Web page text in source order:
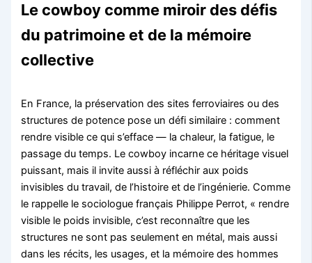
Le cowboy comme miroir des défis
du patrimoine et de la mémoire
collective
En France, la préservation des sites ferroviaires ou des
structures de potence pose un défi similaire : comment
rendre visible ce qui s’efface — la chaleur, la fatigue, le
passage du temps. Le cowboy incarne ce héritage visuel
puissant, mais il invite aussi à réfléchir aux poids
invisibles du travail, de l’histoire et de l’ingénierie. Comme
le rappelle le sociologue français Philippe Perrot, « rendre
visible le poids invisible, c’est reconnaître que les
structures ne sont pas seulement en métal, mais aussi
dans les récits, les usages, et la mémoire des hommes